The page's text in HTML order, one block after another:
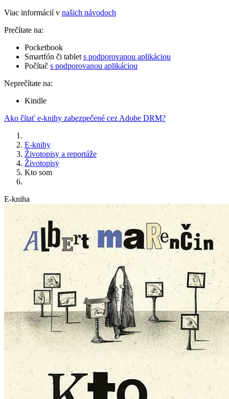
Viac informácií v našich návodoch
Prečítate na:
Pocketbook
Smartfón či tablet s podporovanou aplikáciou
Počítač s podporovanou aplikáciou
Neprečítate na:
Kindle
Ako čítať e-knihy zabezpečené cez Adobe DRM?
E-knihy
Životopisy a reportáže
Životopisy
Kto som
E-kniha